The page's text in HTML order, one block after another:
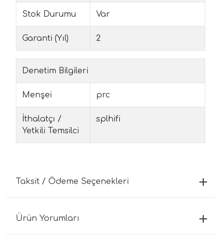
Stok Durumu Var
Garanti (Yıl) 2
Denetim Bilgileri
Menşei prc
İthalatçı /
Yetkili Temsilci
splhifi
Taksit / Ödeme Seçenekleri
Ürün Yorumları